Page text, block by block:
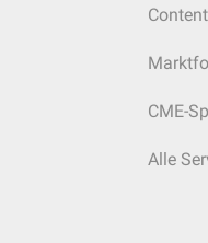
CME-
Alle